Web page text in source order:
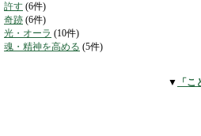
許す (6件)
奇跡 (6件)
光・オーラ (10件)
魂・精神を高める (5件)
▼ 「